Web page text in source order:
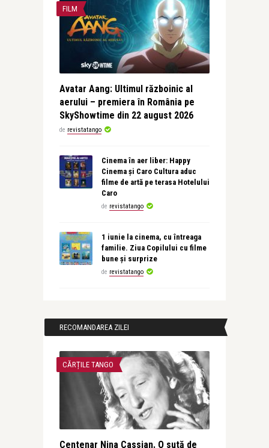
FILM
Avatar Aang: Ultimul războinic al
aerului – premiera în România pe
SkyShowtime din 22 august 2026
de revistatango
Cinema în aer liber: Happy
Cinema și Caro Cultura aduc
filme de artă pe terasa Hotelului
Caro
de revistatango
1 iunie la cinema, cu întreaga
familie. Ziua Copilului cu filme
bune și surprize
de revistatango
RECOMANDAREA ZILEI
CĂRȚILE TANGO
Centenar Nina Cassian. O sută de